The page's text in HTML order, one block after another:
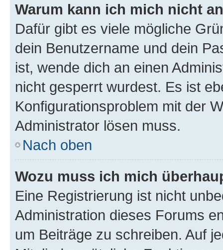
Warum kann ich mich nicht
Dafür gibt es viele mögliche
dein Benutzername und dein
ist, wende dich an einen
nicht gesperrt wurdest. Es ist
Konfigurationsproblem mit der
Administrator lösen muss.
Nach oben
Wozu muss ich mich
Eine Registrierung ist nicht
Administration dieses Forums
um Beiträge zu schreiben. Auf